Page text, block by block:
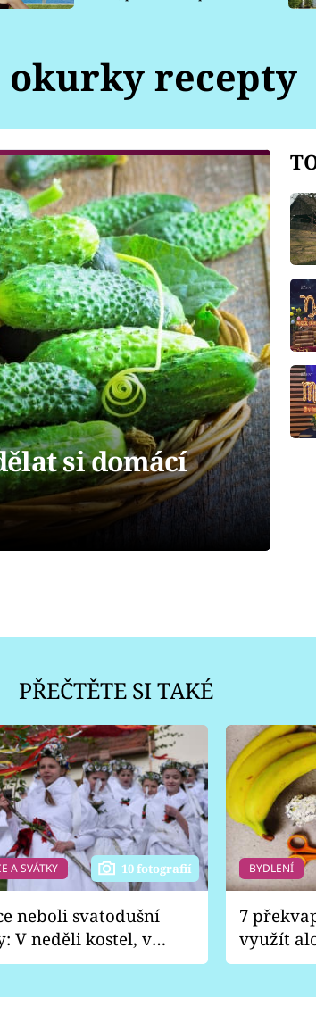
okurky recepty
si domácí
PŘEČTĚTE SI TAKÉ
A SVÁTKY 10 fotografií
neboli svatodušní
V neděli kostel, v
zábava
BYDLENÍ
7
využít